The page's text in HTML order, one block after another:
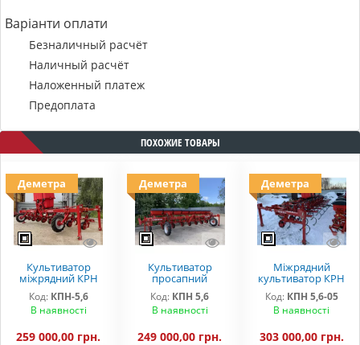
Варіанти оплати
Безналичный расчёт
Наличный расчёт
Наложенный платеж
Предоплата
ПОХОЖИЕ ТОВАРЫ
Деметра
Культиватор
міжрядний КРН
(КПН-)5,6 із
системою
внесення рідких
Код: КПН-5,6
В наявності
259 000,00 грн.
Деметра
Культиватор
просапний
Деметра КПН
(КРН) -5,6 із
системою
Код: КПН 5,6
В наявності
249 000,00 грн.
Деметра
Міжрядний
культиватор КРН
5.6 Деметра на S-
подібній стійці з
КАС
Код: КПН 5,6-05
В наявності
303 000,00 грн.